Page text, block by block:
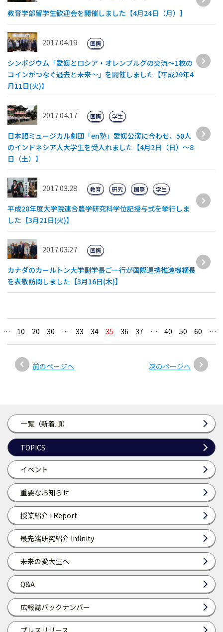
一覧（新着順）
TOPICS
イベント
重要なお知らせ
授業紹介 I Report
最先端研究紹介 Infinity
未来の愛大生へ
Q&A
広報誌バックナンバー
プレスリリース
教育学部留学生歓迎会を開催しました【4月24日（月）】
2017.04.19
シンポジウム「愛媛とロシア・オレンブルグの交流～1枚の
コインがつなぐ過去と未来～」を開催しました【平成29年4
月11日(火)】
国際
2017.04.17
日本語ミュージカル劇団「en塾」愛媛公演に合わせ、50人
のインドネシア人大学生を受入れました【4月2日（日）～8
日（土）】
国際 学生
2017.03.28
平成28年度大学院連合農学研究科学位記授与式を挙行しま
した【3月21日(火)】
教育 研究 国際 学生
2017.03.27
カナダのカールトン大学副学長ご一行が国際連携推進機構長
を表敬訪問しました【3月16日(木)】
国際
前のページへ
… 10 20 30 … 33 34 35 36 37 … 40 50 60 …
次のページへ